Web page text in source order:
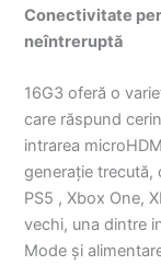
Conectivitate
neîntreruptă
16G3 oferă o
care răspund
intrarea
generație trecută,
PS5 , Xbox One,
vechi, una dintre
Mode și